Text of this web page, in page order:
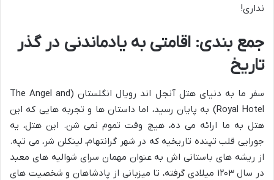
نداری!
جمع بندی: اقامتی به یادماندنی در گذر
تاریخ
سفر ما به دنیای هتل آنجل اند رویال انگلستان (The Angel and
Royal Hotel) به پایان رسید، اما داستان ها و تجربه هایی که این
هتل به ما ارائه می ده، هیچ وقت تموم نمی شن. این هتل، یه
جورایی قلب تپنده تاریخیه که در شهر گرانتهام، لینکلن شر، می تپه.
از ریشه های باستانی اش به عنوان مهمان سرای شوالیه های معبد
در سال ۱۲۰۳ میلادی گرفته، تا میزبانی از پادشاهان و شخصیت های